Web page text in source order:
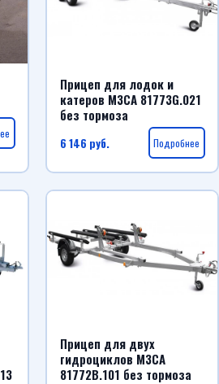
Прицеп для лодок и
катеров МЗСА 81773G.021
без тормоза
6 146 руб. Подробнее
Прицеп для двух
гидроциклов МЗСА
81772B.101 без тормоза